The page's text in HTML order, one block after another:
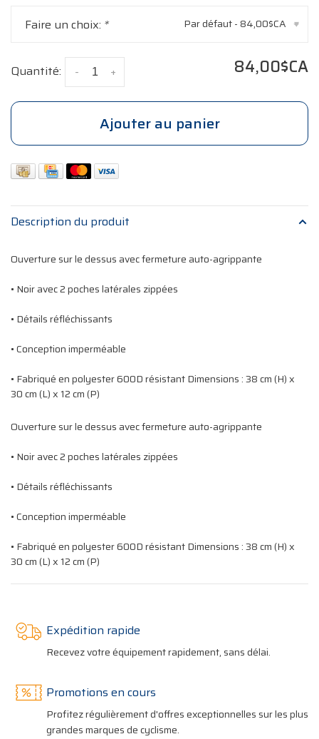
Faire un choix: * Par défaut - 84,00$CA ▾
Quantité: +
- 84,00$CA
Ajouter au panier
Description du produit
Ouverture sur le dessus avec fermeture auto-agrippante
• Noir avec 2 poches latérales zippées
• Détails réfléchissants
• Conception imperméable
• Fabriqué en polyester 600D résistant Dimensions : 38 cm (H) x
30 cm (L) x 12 cm (P)
Ouverture sur le dessus avec fermeture auto-agrippante
• Noir avec 2 poches latérales zippées
• Détails réfléchissants
• Conception imperméable
• Fabriqué en polyester 600D résistant Dimensions : 38 cm (H) x
30 cm (L) x 12 cm (P)
Expédition rapide
Recevez votre équipement rapidement, sans délai.
Promotions en cours
Profitez régulièrement d'offres exceptionnelles sur les plus
grandes marques de cyclisme.